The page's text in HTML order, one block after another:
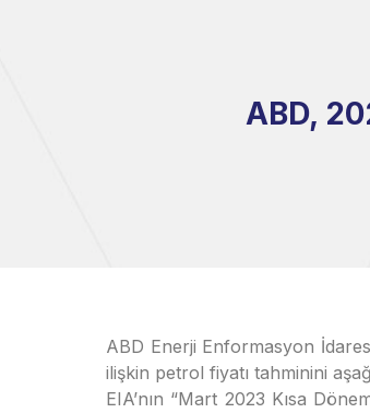
ABD,
ABD Enerji Enformasyon
ilişkin petrol fiyatı tahminini
EIA’nın “Mart 2023 Kısa